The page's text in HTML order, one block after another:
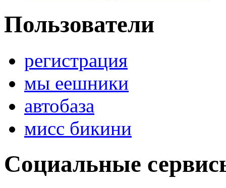
Пользователи
регистрация
мы еешники
автобаза
мисс бикини
Социальные